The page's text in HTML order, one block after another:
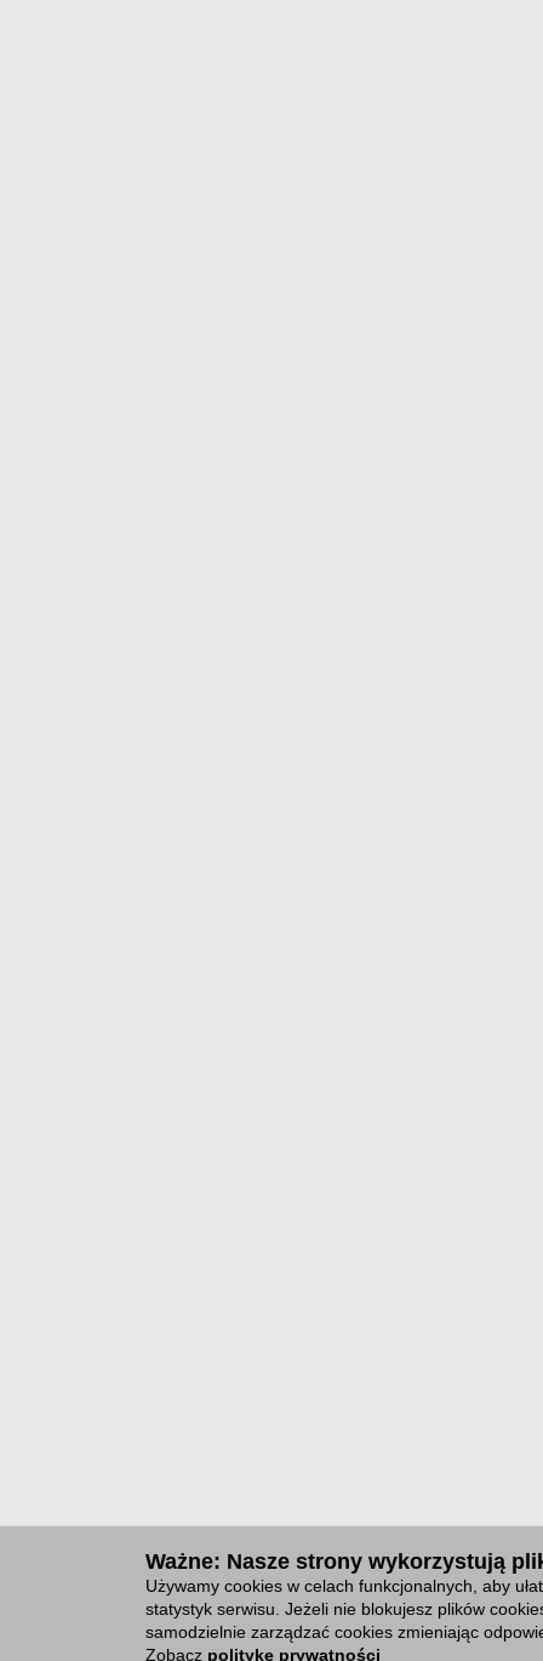
Ważne: Nasze strony wykorzystują
Używamy cookies w celach funkcjonalnych, aby
statystyk serwisu. Jeżeli nie blokujesz plików
samodzielnie zarządzać cookies zmieniając
Zobacz politykę prywatności